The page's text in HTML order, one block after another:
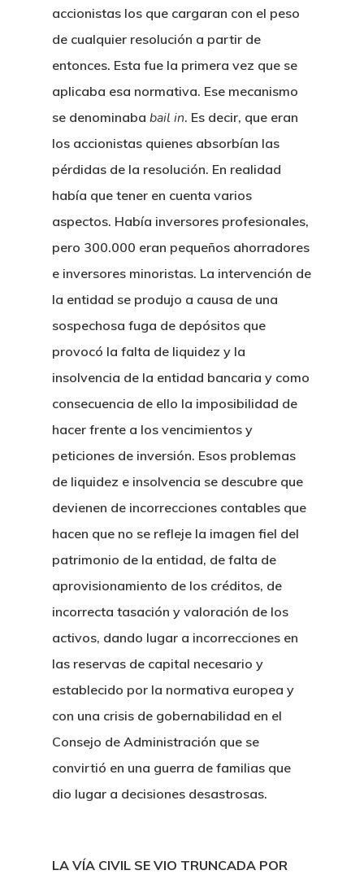
accionistas los que cargaran con el peso
de cualquier resolución a partir de
entonces. Esta fue la primera vez que se
aplicaba esa normativa. Ese mecanismo
se denominaba bail in. Es decir, que eran
los accionistas quienes absorbían las
pérdidas de la resolución. En realidad
había que tener en cuenta varios
aspectos. Había inversores profesionales,
pero 300.000 eran pequeños ahorradores
e inversores minoristas. La intervención de
la entidad se produjo a causa de una
sospechosa fuga de depósitos que
provocó la falta de liquidez y la
insolvencia de la entidad bancaria y como
consecuencia de ello la imposibilidad de
hacer frente a los vencimientos y
peticiones de inversión. Esos problemas
de liquidez e insolvencia se descubre que
devienen de incorrecciones contables que
hacen que no se refleje la imagen fiel del
patrimonio de la entidad, de falta de
aprovisionamiento de los créditos, de
incorrecta tasación y valoración de los
activos, dando lugar a incorrecciones en
las reservas de capital necesario y
establecido por la normativa europea y
con una crisis de gobernabilidad en el
Consejo de Administración que se
convirtió en una guerra de familias que
dio lugar a decisiones desastrosas.
LA VÍA CIVIL SE VIO TRUNCADA POR
Colabora
¿Quiénes